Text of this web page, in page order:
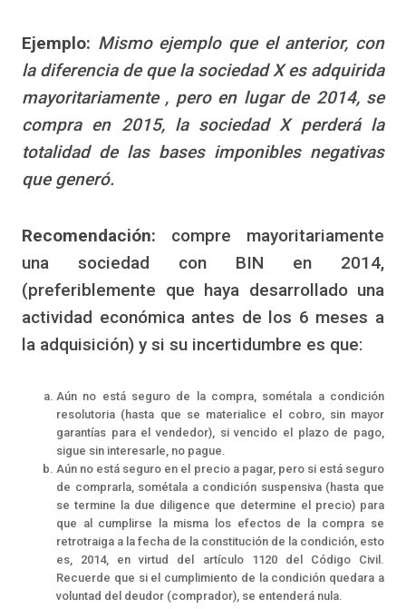
Ejemplo: Mismo ejemplo que el anterior, con
la diferencia de que la sociedad X es adquirida
mayoritariamente , pero en lugar de 2014, se
compra en 2015, la sociedad X perderá la
totalidad de las bases imponibles negativas
que generó.
Recomendación: compre mayoritariamente
una sociedad con BIN en 2014,
(preferiblemente que haya desarrollado una
actividad económica antes de los 6 meses a
la adquisición) y si su incertidumbre es que:
Aún no está seguro de la compra, sométala a condición
resolutoria (hasta que se materialice el cobro, sin mayor
garantías para el vendedor), si vencido el plazo de pago,
sigue sin interesarle, no pague.
Aún no está seguro en el precio a pagar, pero si está seguro
de comprarla, sométala a condición suspensiva (hasta que
se termine la due diligence que determine el precio) para
que al cumplirse la misma los efectos de la compra se
retrotraiga a la fecha de la constitución de la condición, esto
es, 2014, en virtud del artículo 1120 del Código Civil.
Recuerde que si el cumplimiento de la condición quedara a
voluntad del deudor (comprador), se entenderá nula.